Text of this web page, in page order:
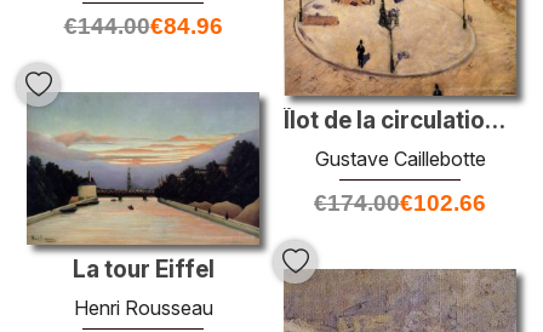
€144.00€84.96
Îlot de la circulation sur Boulevard Haussmann
Gustave Caillebotte
€174.00€102.66
La tour Eiffel
Henri Rousseau